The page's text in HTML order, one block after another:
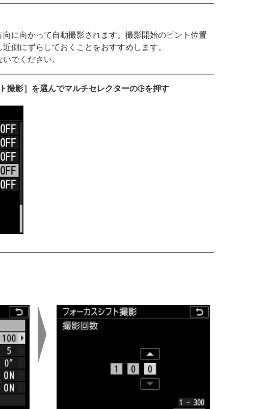
に向かって自動撮影されます。撮影開始のピント位置
側にずらしておくことをおすすめします。
でください。
撮影］を選んでマルチセレクターの2を押す